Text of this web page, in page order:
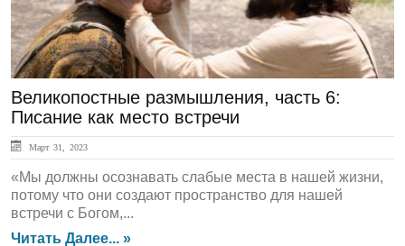
Великопостные размышления, часть 6:
Писание как место встречи
Март 31, 2023
«Мы должны осознавать слабые места в нашей жизни,
потому что они создают пространство для нашей
встречи с Богом,...
Читать Далее... »